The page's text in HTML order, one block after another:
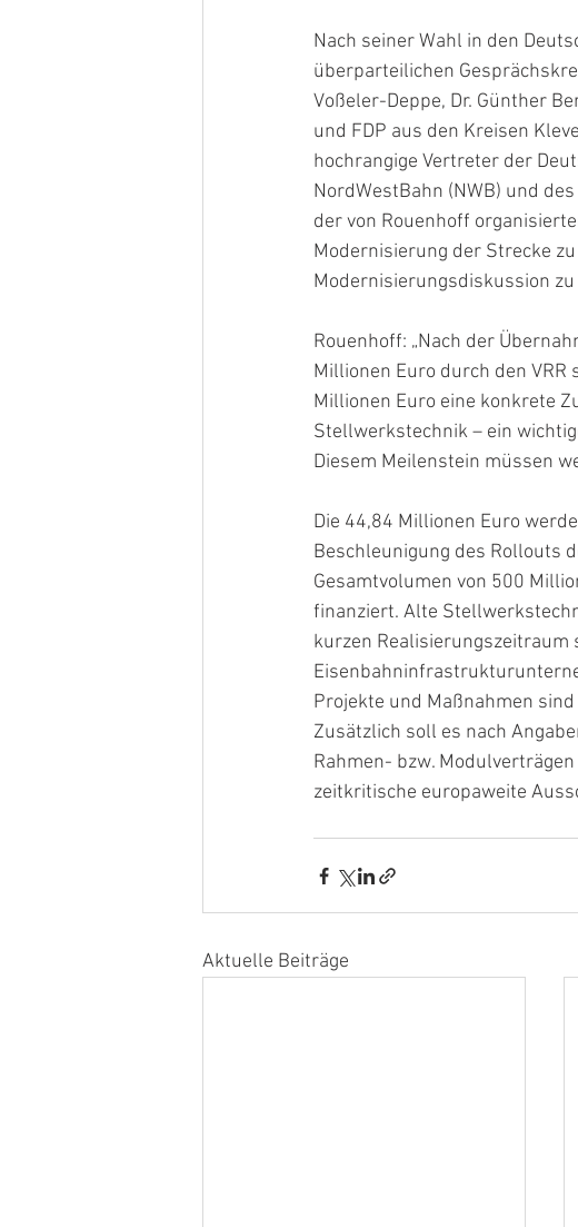
Nach seiner Wahl in den
überparteilichen
Voßeler-Deppe, Dr. Günther
und FDP aus den Kreisen
hochrangige Vertreter der
NordWestBahn (NWB) und
der von Rouenhoff
Modernisierung der Strecke
Modernisierungsdiskussion
Rouenhoff: „Nach der
Millionen Euro durch den
Millionen Euro eine konkrete
Stellwerkstechnik – ein
Diesem Meilenstein müssen
Die 44,84 Millionen Euro
Beschleunigung des Rollouts
Gesamtvolumen von 500
finanziert. Alte
kurzen
Projekte und Maßnahmen
Zusätzlich soll es nach
Rahmen- bzw.
zeitkritische europaweite
Aktuelle Beiträge